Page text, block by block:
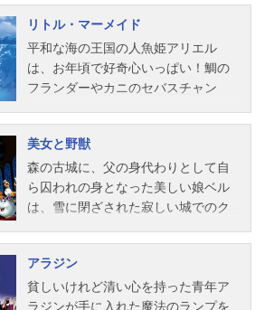
ー共同製作：アードマン・ペナー監
督：ハミルトン・ラスク、クライ
ド・ジェロニミ、ウィルフレッド・
ジャクソン原作：ウォード・グリー
ン脚本...
イド・ジェロニミ原作：シャルル・
ペロー“SLEEPINGBEAUTY”製作総指
揮：ケン・ピーターソン脚本：アー
ドマン・ペナーアニメーション監
督：ミルト・カール フランク・ト
ー・ジョンストン ジョン・ラウン
ズベリー特殊効果：アブ・アイワー
クス背景・カラー設定：アイビン
ド・アール音楽：チャイコフスキー
～バレエ...
のダルメシアンの子犬たちが！ポン
ゴとパディータ、子犬たち総勢101匹
のハラハラ・ドキドキの脱出作戦が
始まります！！作品名101匹わんちゃ
ん放送形態劇場版アニメスケジュー
ンゴ：池水通洋パディータ：松金よ
ね子ロジャー：納谷六朗アニータ：
一城みゆ希クルエラ・ド・ビル：平
井道子ナニー：牧野和子ジャスパ
ー：熊倉一雄ホーレス：山田康雄ス
ソン監督：ウルフガング・ライザー
マン、ハミルトン・S・ラスク、クラ
イド・ジェロニミ原作：ドディー・
スミス脚本：ビル・ピートキャ...
ガング・ライザーマン作画監督：ミ
ルト・カール、オリー・ジョンスト
ン、フランク・トーマス、ジョン・
ラウンズベリーキャラクター作画：
ハル・キング、エリック・ラーソ
グ脚本：ラリー・クレモンズ、ラル
フ・ライト音楽：ジョージ・ブラン
ズ歌曲：ロバート・B・シャーマン、
リチャード・M・シャーマン、テリ
ー・ギルキーソン公開開始年＆季節1
ル・ブック』公式サイト『ジャング
ル・ブック』公式Twitter動画配信情
報【PR】※本ページは動画配信サー
ビスのプロモーションが含まれてい
ー：大宮悌二、銀河万丈／世良明芳
（歌）マリー：内藤愛美トゥルー
ズ：稲葉祐貴ベルリオーズ：曽根洋
介ロクフォール：肝付兼太、龍田直
樹ボンファミーユ夫人：中村紀子子
ウォルフガング・ライザーマン脚
本：ラリー・クレモンズ、ヴァン
ス・ジェリー、フランク・トーマ
ス、ジュリアス・スヴェンセン、ケ
ン・アンダーソン、エリック・クレ
ム・マクゴーワン、トム・ロウ製
作：ドン・B・テータム製作総指揮：
ロイ・O・ディズニー音楽：ジョー
ジ・ブランズ主題歌OP：「おしゃれ
リトル・マーメイド
平和な海の王国の人魚姫アリエル
は、お年頃で好奇心いっぱい！鯛の
フランダーやカニのセバスチャン
海の上の世界に憧れていました。あ
る嵐の夜、彼女は人間の王子エリッ
クと出会い、恋に落ちます。その想
いをかなえようとアリエルは、人間
になれる魔法と引き替えに、美しい
まいます。魔法の期限は3日間。はた
してアリエルは、王子と結ばれるこ
とが出来るのでしょうか？作品名リ
トル・マーメイド放送形態劇場版ア
美女と野獣
森の古城に、父の身代わりとして自
ら囚われの身となった美しい娘ベル
は、雪に閉ざされた寂しい城でのク
ールやポット夫人とチップたちな
ど、みんなで楽しく祝おうと思いつ
きます。少しずつ心が通い始めた野
獣のために、ベルが心をこめて用意
アラジン
貧しいけれど清い心を持った青年ア
ラジンが手に入れた魔法のランプを